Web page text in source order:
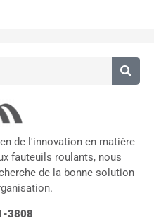
de l'innovation en matière
fauteuils roulants, nous
de la bonne solution
3808